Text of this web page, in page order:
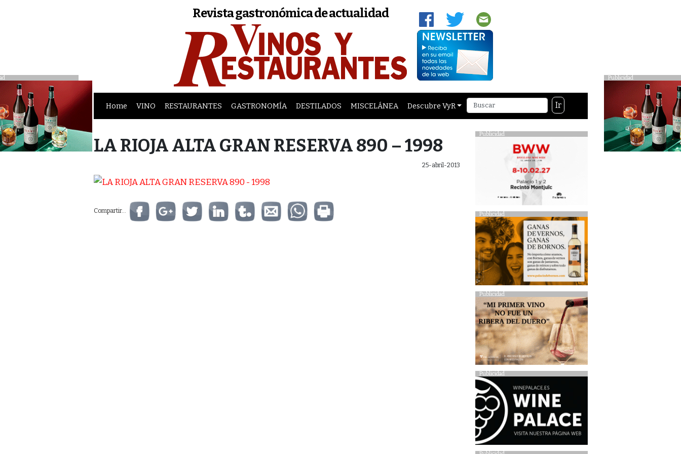
Publicidad
Revista gastronómica de actualidad
Home VINO RESTAURANTES GASTRONOMÍA DESTILADOS MISCELÁNEA Descubre VyR Ir
LA RIOJA ALTA GRAN RESERVA 890 – 1998
25-abril-2013
Compartir...
Publicidad
Publicidad
Publicidad
Publicidad